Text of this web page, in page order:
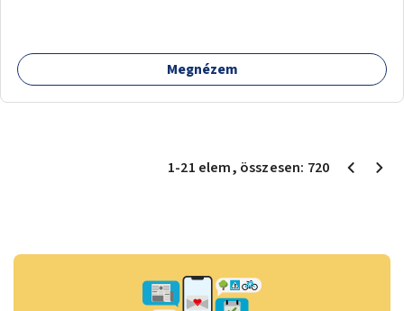
időznek.
Megnézem
1-21 elem, összesen: 720